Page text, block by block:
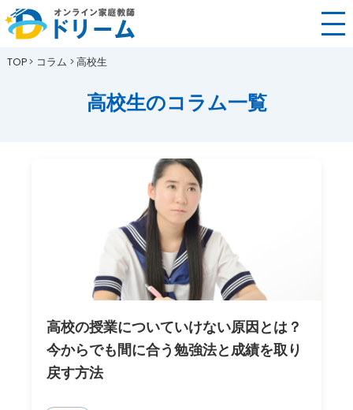
TOP コラム 高校生
高校生のコラム一覧
高校の授業についていけない原因とは？
今からでも間に合う勉強法と成績を取り
戻す方法